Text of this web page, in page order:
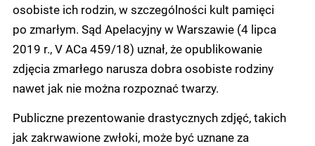
osobiste ich rodzin, w szczególności kult pamięci
po zmarłym. Sąd Apelacyjny w Warszawie (4 lipca
2019 r., V ACa 459/18) uznał, że opublikowanie
zdjęcia zmarłego narusza dobra osobiste rodziny
nawet jak nie można rozpoznać twarzy.
Publiczne prezentowanie drastycznych zdjęć, takich
jak zakrwawione zwłoki, może być uznane za